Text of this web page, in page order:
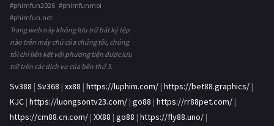
#phimfun2026 #phimfunmoi
#phimfun.net
Trang web này không lưu trữ bất kỳ tệp
nào trên máy chủ của chúng tôi, chúng
tôi chỉ liên kết với phương tiện được lưu
trữ trên các dịch vụ của bên thứ 3.
Sv388 | Sv368 | xx88 | https://luphim.com/ | https://bet88.graphics/ |
KJC | https://luongsontv23.com/ | go88 | https://rr88pet.com/ |
https://cm88.cn.com/ | XX88 | go88 | https://fly88.uno/ |